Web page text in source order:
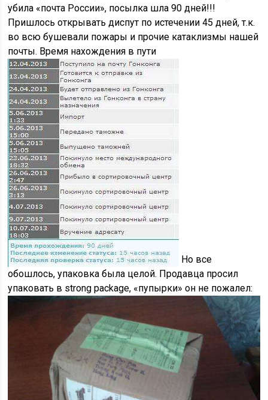
убила «почта России», посылка шла 90 дней!!!
Пришлось открывать диспут по истечении 45 дней, т.к.
во всю бушевали пожары и прочие катаклизмы нашей
почты. Время нахождения в пути
Но все
обошлось, упаковка была целой. Продавца просил
упаковать в strong package, «пупырки» он не пожалел: